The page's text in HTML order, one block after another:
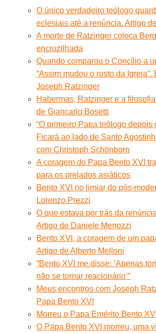
O único verdadeiro teólogo
eclesiais até a renúncia. Artigo
A morte de Ratzinger coloca
encruzilhada
Quando comparou o Concílio a
“Assim mudou o rosto da Igreja”.
Joseph Ratzinger
Habermas, Ratzinger e a
de Giancarlo Bosetti
“O primeiro Papa teólogo depois
Ficará ao lado de Santo
com Christoph Schönborn
A coragem do Papa Bento XVI
para os prelados asiáticos
Bento XVI no limiar do pós-
Lorenzo Prezzi
O que estava por trás da
Artigo de Daniele Menozzi
Bento XVI, a coragem de um
Artigo de Alberto Melloni
“Bento XVI me disse: ‘Apenas
não se tornar reacionário’”
Meus encontros com Joseph
Papa Bento XVI
Morreu o Papa Emérito Bento XVI
O Papa Bento XVI morreu, uma